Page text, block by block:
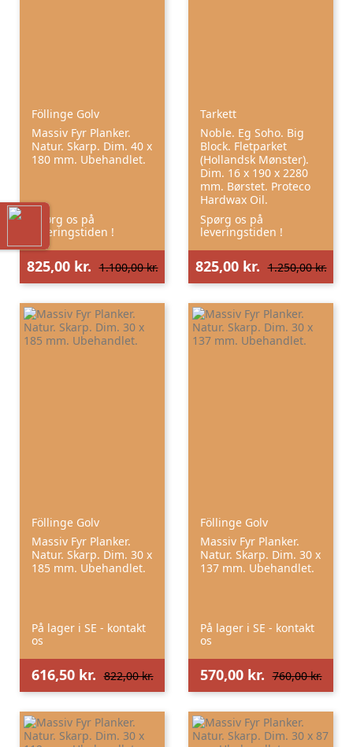
Föllinge Golv
Massiv Fyr Planker.
Natur. Skarp. Dim. 40 x
180 mm. Ubehandlet.
Spørg os på
leveringstiden !
825,00 kr. 1.100,00 kr.
Tarkett
Noble. Eg Soho. Big
Block. Fletparket
(Hollandsk Mønster).
Dim. 16 x 190 x 2280
mm. Børstet. Proteco
Hardwax Oil.
Spørg os på
leveringstiden !
825,00 kr. 1.250,00 kr.
Föllinge Golv
Massiv Fyr Planker.
Natur. Skarp. Dim. 30 x
185 mm. Ubehandlet.
På lager i SE - kontakt
os
616,50 kr. 822,00 kr.
Föllinge Golv
Massiv Fyr Planker.
Natur. Skarp. Dim. 30 x
137 mm. Ubehandlet.
På lager i SE - kontakt
os
570,00 kr. 760,00 kr.